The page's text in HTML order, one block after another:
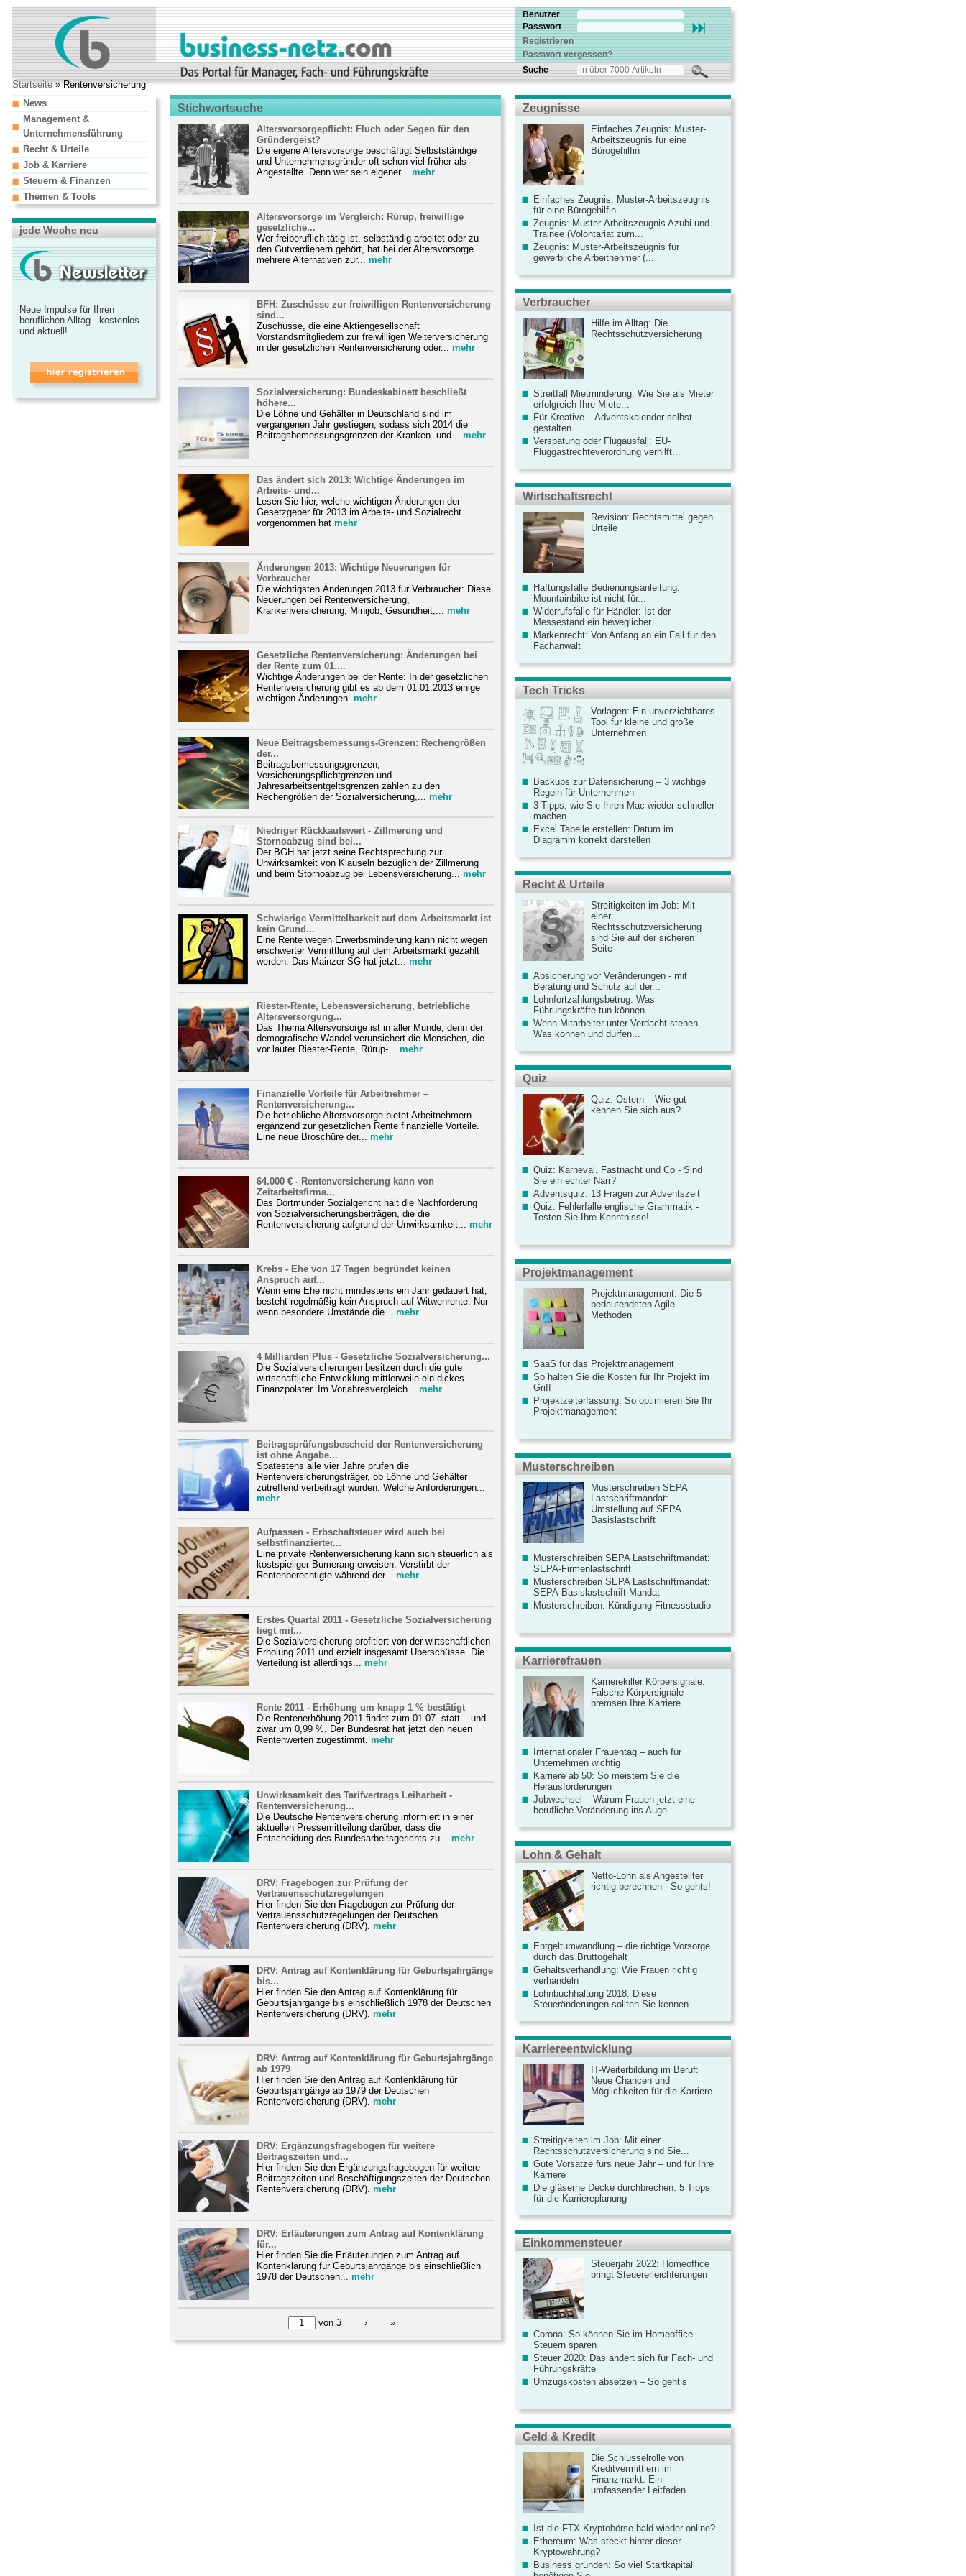
Benutzer
Passwort
Registrieren
Passwort vergessen?
Suche
Startseite» Rentenversicherung
Stichwortsuche
Altersvorsorgepflicht: Fluch oder Segen für den
Gründergeist?
Die eigene Altersvorsorge beschäftigt Selbstständige
und Unternehmensgründer oft schon viel früher als
Angestellte. Denn wer sein eigener...
mehr
Altersvorsorge im Vergleich: Rürup, freiwillige
gesetzliche...
Wer freiberuflich tätig ist, selbständig arbeitet oder zu
den Gutverdienern gehört, hat bei der Altersvorsorge
mehrere Alternativen zur...
mehr
BFH: Zuschüsse zur freiwilligen Rentenversicherung
sind...
Zuschüsse, die eine Aktiengesellschaft
Vorstandsmitgliedern zur freiwilligen Weiterversicherung
in der gesetzlichen Rentenversicherung oder...
mehr
Sozialversicherung: Bundeskabinett beschließt
höhere...
Die Löhne und Gehälter in Deutschland sind im
vergangenen Jahr gestiegen, sodass sich 2014 die
Beitragsbemessungsgrenzen der Kranken- und...
mehr
Das ändert sich 2013: Wichtige Änderungen im
Arbeits- und...
Lesen Sie hier, welche wichtigen Änderungen der
Gesetzgeber für 2013 im Arbeits- und Sozialrecht
vorgenommen hat mehr
Änderungen 2013: Wichtige Neuerungen für
Verbraucher
Die wichtigsten Änderungen 2013 für Verbraucher: Diese
Neuerungen bei Rentenversicherung,
Krankenversicherung, Minijob, Gesundheit,...
mehr
Gesetzliche Rentenversicherung: Änderungen bei
der Rente zum 01....
Wichtige Änderungen bei der Rente: In der gesetzlichen
Rentenversicherung gibt es ab dem 01.01.2013 einige
wichtigen Änderungen. mehr
Neue Beitragsbemessungs-Grenzen: Rechengrößen
der...
Beitragsbemessungsgrenzen,
Versicherungspflichtgrenzen und
Jahresarbeitsentgeltsgrenzen zählen zu den
Rechengrößen der Sozialversicherung,...
mehr
Niedriger Rückkaufswert - Zillmerung und
Stornoabzug sind bei...
Der BGH hat jetzt seine Rechtsprechung zur
Unwirksamkeit von Klauseln bezüglich der Zillmerung
und beim Stornoabzug bei Lebensversicherung...
mehr
Schwierige Vermittelbarkeit auf dem Arbeitsmarkt ist
kein Grund...
Eine Rente wegen Erwerbsminderung kann nicht wegen
erschwerter Vermittlung auf dem Arbeitsmarkt gezahlt
werden. Das Mainzer SG hat jetzt...
mehr
Riester-Rente, Lebensversicherung, betriebliche
Altersversorgung...
Das Thema Altersvorsorge ist in aller Munde, denn der
demografische Wandel verunsichert die Menschen, die
vor lauter Riester-Rente, Rürup-...
mehr
Finanzielle Vorteile für Arbeitnehmer –
Rentenversicherung...
Die betriebliche Altersvorsorge bietet Arbeitnehmern
ergänzend zur gesetzlichen Rente finanzielle Vorteile.
Eine neue Broschüre der...
mehr
64.000 € - Rentenversicherung kann von
Zeitarbeitsfirma...
Das Dortmunder Sozialgericht hält die Nachforderung
von Sozialversicherungsbeiträgen, die die
Rentenversicherung aufgrund der Unwirksamkeit...
mehr
Krebs - Ehe von 17 Tagen begründet keinen
Anspruch auf...
Wenn eine Ehe nicht mindestens ein Jahr gedauert hat,
besteht regelmäßig kein Anspruch auf Witwenrente. Nur
wenn besondere Umstände die...
mehr
4 Milliarden Plus - Gesetzliche Sozialversicherung...
Die Sozialversicherungen besitzen durch die gute
wirtschaftliche Entwicklung mittlerweile ein dickes
Finanzpolster. Im Vorjahresvergleich...
mehr
Beitragsprüfungsbescheid der Rentenversicherung
ist ohne Angabe...
Spätestens alle vier Jahre prüfen die
Rentenversicherungsträger, ob Löhne und Gehälter
zutreffend verbeitragt wurden. Welche Anforderungen...
mehr
Aufpassen - Erbschaftsteuer wird auch bei
selbstfinanzierter...
Eine private Rentenversicherung kann sich steuerlich als
kostspieliger Bumerang erweisen. Verstirbt der
Rentenberechtigte während der...
mehr
Erstes Quartal 2011 - Gesetzliche Sozialversicherung
liegt mit...
Die Sozialversicherung profitiert von der wirtschaftlichen
Erholung 2011 und erzielt insgesamt Überschüsse. Die
Verteilung ist allerdings...
mehr
Rente 2011 - Erhöhung um knapp 1 % bestätigt
Die Rentenerhöhung 2011 findet zum 01.07. statt – und
zwar um 0,99 %. Der Bundesrat hat jetzt den neuen
Rentenwerten zugestimmt. mehr
Unwirksamkeit des Tarifvertrags Leiharbeit -
Rentenversicherung...
Die Deutsche Rentenversicherung informiert in einer
aktuellen Pressemitteilung darüber, dass die
Entscheidung des Bundesarbeitsgerichts zu...
mehr
DRV: Fragebogen zur Prüfung der
Vertrauensschutzregelungen
Hier finden Sie den Fragebogen zur Prüfung der
Vertrauensschutzregelungen der Deutschen
Rentenversicherung (DRV). mehr
DRV: Antrag auf Kontenklärung für Geburtsjahrgänge
bis...
Hier finden Sie den Antrag auf Kontenklärung für
Geburtsjahrgänge bis einschließlich 1978 der Deutschen
Rentenversicherung (DRV). mehr
DRV: Antrag auf Kontenklärung für Geburtsjahrgänge
ab 1979
Hier finden Sie den Antrag auf Kontenklärung für
Geburtsjahrgänge ab 1979 der Deutschen
Rentenversicherung (DRV). mehr
DRV: Ergänzungsfragebogen für weitere
Beitragszeiten und...
Hier finden Sie den Ergänzungsfragebogen für weitere
Beitragszeiten und Beschäftigungszeiten der Deutschen
Rentenversicherung (DRV). mehr
DRV: Erläuterungen zum Antrag auf Kontenklärung
für...
Hier finden Sie die Erläuterungen zum Antrag auf
Kontenklärung für Geburtsjahrgänge bis einschließlich
1978 der Deutschen...
mehr
von 3 › »
News
Management &
Unternehmensführung
Recht & Urteile
Job & Karriere
Steuern & Finanzen
Themen & Tools
jede Woche neu
Neue Impulse für Ihren
beruflichen Alltag - kostenlos
und aktuell!
Zeugnisse
Einfaches Zeugnis: Muster-
Arbeitszeugnis für eine
Bürogehilfin
Einfaches Zeugnis: Muster-Arbeitszeugnis
für eine Bürogehilfin
Zeugnis: Muster-Arbeitszeugnis Azubi und
Trainee (Volontariat zum...
Zeugnis: Muster-Arbeitszeugnis für
gewerbliche Arbeitnehmer (...
Verbraucher
Hilfe im Alltag: Die
Rechtsschutzversicherung
Streitfall Mietminderung: Wie Sie als Mieter
erfolgreich Ihre Miete...
Für Kreative – Adventskalender selbst
gestalten
Verspätung oder Flugausfall: EU-
Fluggastrechteverordnung verhilft...
Wirtschaftsrecht
Revision: Rechtsmittel gegen
Urteile
Haftungsfalle Bedienungsanleitung:
Mountainbike ist nicht für...
Widerrufsfalle für Händler: Ist der
Messestand ein beweglicher...
Markenrecht: Von Anfang an ein Fall für den
Fachanwalt
Tech Tricks
Vorlagen: Ein unverzichtbares
Tool für kleine und große
Unternehmen
Backups zur Datensicherung – 3 wichtige
Regeln für Unternehmen
3 Tipps, wie Sie Ihren Mac wieder schneller
machen
Excel Tabelle erstellen: Datum im
Diagramm korrekt darstellen
Recht & Urteile
Streitigkeiten im Job: Mit
einer
Rechtsschutzversicherung
sind Sie auf der sicheren
Seite
Absicherung vor Veränderungen - mit
Beratung und Schutz auf der...
Lohnfortzahlungsbetrug: Was
Führungskräfte tun können
Wenn Mitarbeiter unter Verdacht stehen –
Was können und dürfen...
Quiz
Quiz: Ostern – Wie gut
kennen Sie sich aus?
Quiz: Karneval, Fastnacht und Co - Sind
Sie ein echter Narr?
Adventsquiz: 13 Fragen zur Adventszeit
Quiz: Fehlerfalle englische Grammatik -
Testen Sie Ihre Kenntnisse!
Projektmanagement
Projektmanagement: Die 5
bedeutendsten Agile-
Methoden
SaaS für das Projektmanagement
So halten Sie die Kosten für Ihr Projekt im
Griff
Projektzeiterfassung: So optimieren Sie Ihr
Projektmanagement
Musterschreiben
Musterschreiben SEPA
Lastschriftmandat:
Umstellung auf SEPA
Basislastschrift
Musterschreiben SEPA Lastschriftmandat:
SEPA-Firmenlastschrift
Musterschreiben SEPA Lastschriftmandat:
SEPA-Basislastschrift-Mandat
Musterschreiben: Kündigung Fitnessstudio
Karrierefrauen
Karrierekiller Körpersignale:
Falsche Körpersignale
bremsen Ihre Karriere
Internationaler Frauentag – auch für
Unternehmen wichtig
Karriere ab 50: So meistern Sie die
Herausforderungen
Jobwechsel – Warum Frauen jetzt eine
berufliche Veränderung ins Auge...
Lohn & Gehalt
Netto-Lohn als Angestellter
richtig berechnen - So gehts!
Entgeltumwandlung – die richtige Vorsorge
durch das Bruttogehalt
Gehaltsverhandlung: Wie Frauen richtig
verhandeln
Lohnbuchhaltung 2018: Diese
Steueränderungen sollten Sie kennen
Karriereentwicklung
IT-Weiterbildung im Beruf:
Neue Chancen und
Möglichkeiten für die Karriere
Streitigkeiten im Job: Mit einer
Rechtsschutzversicherung sind Sie...
Gute Vorsätze fürs neue Jahr – und für Ihre
Karriere
Die gläserne Decke durchbrechen: 5 Tipps
für die Karriereplanung
Einkommensteuer
Steuerjahr 2022: Homeoffice
bringt Steuererleichterungen
Corona: So können Sie im Homeoffice
Steuern sparen
Steuer 2020: Das ändert sich für Fach- und
Führungskräfte
Umzugskosten absetzen – So geht’s
Geld & Kredit
Die Schlüsselrolle von
Kreditvermittlern im
Finanzmarkt: Ein
umfassender Leitfaden
Ist die FTX-Kryptobörse bald wieder online?
Ethereum: Was steckt hinter dieser
Kryptowährung?
Business gründen: So viel Startkapital